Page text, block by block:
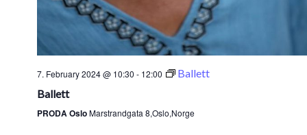
7. February 2024 @ 10:30 - 12:00
Ballett
Ballett
PRODA OsloMarstrandgata 8,Oslo,Norge